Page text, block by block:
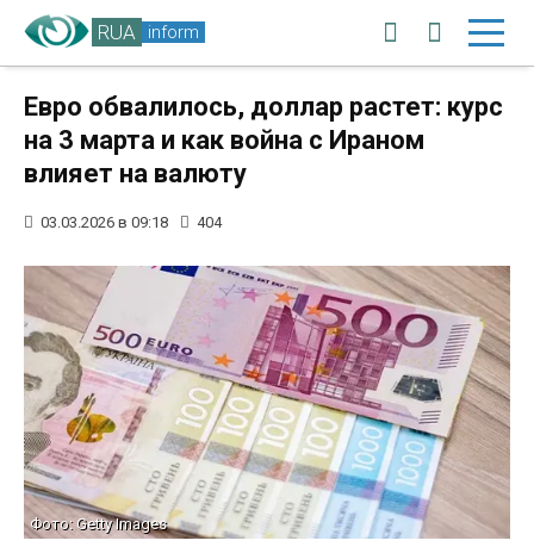
RUA inform
Евро обвалилось, доллар растет: курс
на 3 марта и как война с Ираном
влияет на валюту
03.03.2026 в 09:18 404
Фото: Getty Images